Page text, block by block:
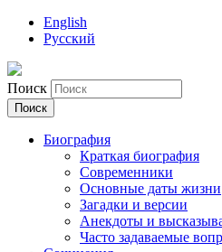
English
Русский
Поиск
Биография
Краткая биография
Современники
Основные даты жизни
Загадки и версии
Анекдоты и
Часто задаваемые